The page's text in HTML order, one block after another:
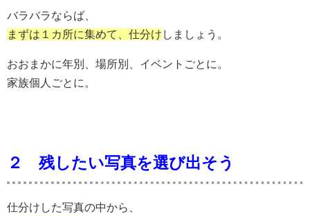
バラバラならば、
まずは１カ所に集めて、仕分け しましょう。
おおまかに年別、場所別、イベントごとに。
家族個人ごとに。
２ 残したい写真を選び出そう
仕分けした写真の中から、